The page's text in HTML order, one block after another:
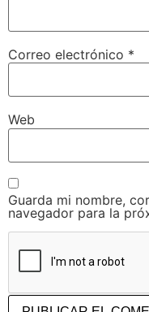
Correo electrónico *
Web
Guarda mi nombre,
navegador para la